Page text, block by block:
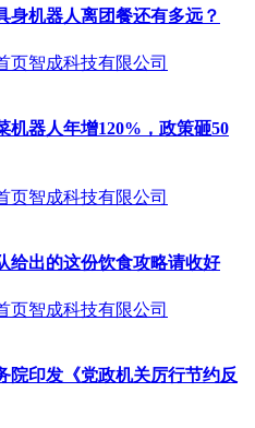
机器人离团餐还有多远？
机器人年增120%，政策砸50
队给出的这份饮食攻略请收好
院印发《党政机关厉行节约反